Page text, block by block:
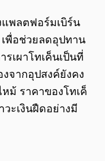
พลตฟอร์มเบิร์น
เพื่อช่วยลดอุปทาน
เผาโทเค็นเป็นที่
จากอุปสงค์ยังคง
ม้ ราคาของโทเค็
ะเงินฝืดอย่างมี